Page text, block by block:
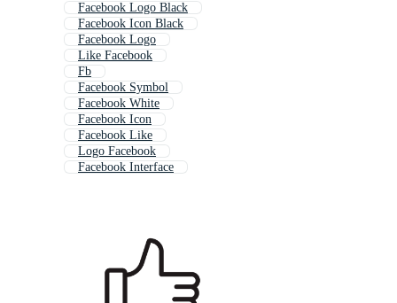
Facebook Logo Black
Facebook Icon Black
Facebook Logo
Like Facebook
Fb
Facebook Symbol
Facebook White
Facebook Icon
Facebook Like
Logo Facebook
Facebook Interface